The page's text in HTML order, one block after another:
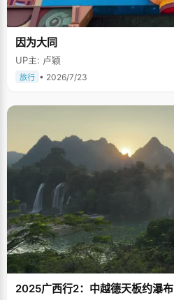
因为大同
UP主: 卢颖
旅行 • 2026/7/23
2025广西行2：中越德天板约瀑布